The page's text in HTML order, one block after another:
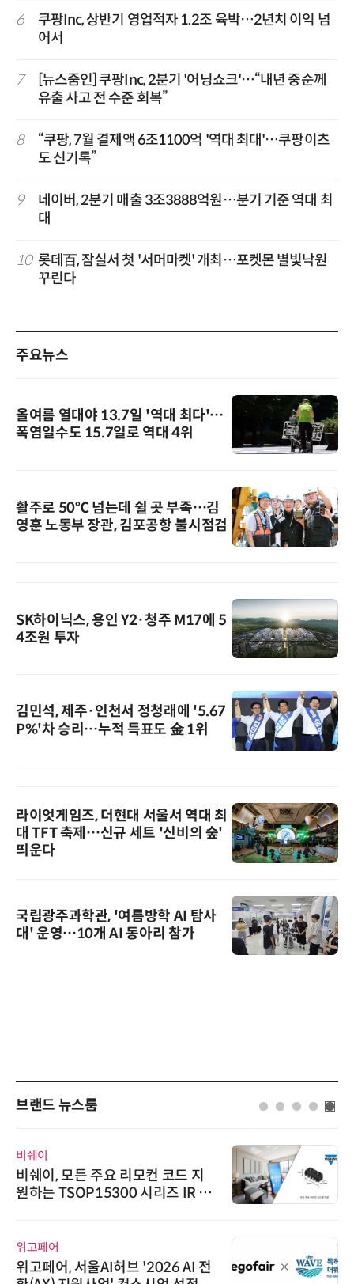
6
쿠팡Inc, 상반기 영업적자 1.2조 육박…2년치 이익 넘
어서
7
[뉴스줌인] 쿠팡Inc, 2분기 '어닝쇼크'…“내년 중순께
유출 사고 전 수준 회복”
8
“쿠팡, 7월 결제액 6조1100억 '역대 최대'…쿠팡이츠
도 신기록”
9
네이버, 2분기 매출 3조3888억원…분기 기준 역대 최
대
10 롯데百, 잠실서 첫 '서머마켓' 개최…포켓몬 별빛낙원
꾸린다
주요뉴스
올여름 열대야 13.7일 '역대 최다'…
폭염일수도 15.7일로 역대 4위
활주로 50℃ 넘는데 쉴 곳 부족…김
영훈 노동부 장관, 김포공항 불시점검
SK하이닉스, 용인 Y2·청주 M17에 5
4조원 투자
김민석, 제주·인천서 정청래에 '5.67
P%'차 승리…누적 득표도 金 1위
라이엇게임즈, 더현대 서울서 역대 최
대 TFT 축제…신규 세트 '신비의 숲'
띄운다
국립광주과학관, '여름방학 AI 탐사
대' 운영…10개 AI 동아리 참가
브랜드 뉴스룸
비쉐이
비쉐이, 모든 주요 리모컨 코드 지
원하는 TSOP15300 시리즈 IR 수
위고페어
위고페어, 서울AI허브 '2026 AI 전